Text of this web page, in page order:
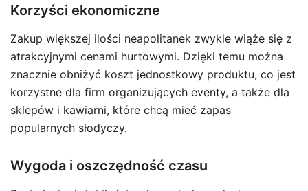
Korzyści ekonomiczne
Zakup większej ilości neapolitanek zwykle wiąże się z
atrakcyjnymi cenami hurtowymi. Dzięki temu można
znacznie obniżyć koszt jednostkowy produktu, co jest
korzystne dla firm organizujących eventy, a także dla
sklepów i kawiarni, które chcą mieć zapas
popularnych słodyczy.
Wygoda i oszczędność czasu